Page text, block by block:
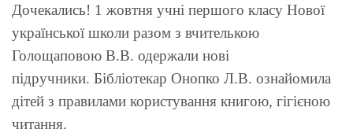
Дочекались! 1 жовтня учні першого класу Нової
української школи разом з вчителькою
Голощаповою В.В. одержали нові
підручники. Бібліотекар Онопко Л.В. ознайомила
дітей з правилами користування книгою, гігієною
читання.